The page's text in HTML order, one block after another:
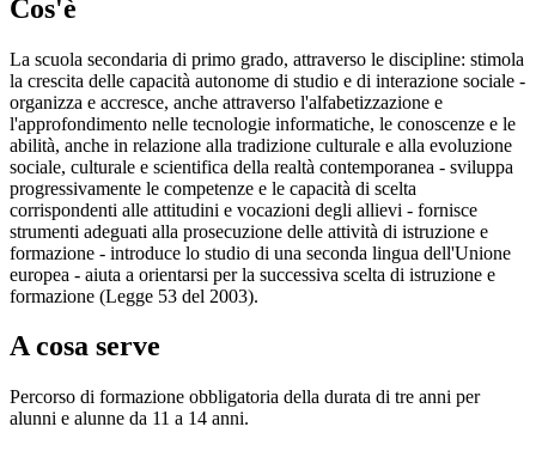
Cos'è
La scuola secondaria di primo grado, attraverso le discipline: stimola
la crescita delle capacità autonome di studio e di interazione sociale -
organizza e accresce, anche attraverso l'alfabetizzazione e
l'approfondimento nelle tecnologie informatiche, le conoscenze e le
abilità, anche in relazione alla tradizione culturale e alla evoluzione
sociale, culturale e scientifica della realtà contemporanea - sviluppa
progressivamente le competenze e le capacità di scelta
corrispondenti alle attitudini e vocazioni degli allievi - fornisce
strumenti adeguati alla prosecuzione delle attività di istruzione e
formazione - introduce lo studio di una seconda lingua dell'Unione
europea - aiuta a orientarsi per la successiva scelta di istruzione e
formazione (Legge 53 del 2003).
A cosa serve
Percorso di formazione obbligatoria della durata di tre anni per
alunni e alunne da 11 a 14 anni.